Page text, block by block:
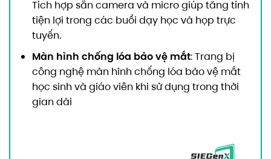
Tích hợp sẵn camera và micro giúp tăng tính
tiện lợi trong các buổi dạy học và họp trực
tuyến.
Màn hình chống lóa bảo vệ mắt: Trang bị
công nghệ màn hình chống lóa bảo vệ mắt
học sinh và giáo viên khi sử dụng trong thời
gian dài